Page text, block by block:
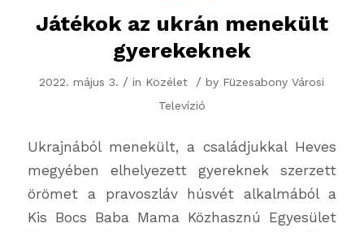
Játékok az ukrán menekült
gyerekeknek
2022. május 3. / in Közélet / by Füzesabony Városi
Televízió
Ukrajnából menekült, a családjukkal Heves
megyében elhelyezett gyereknek szerzett
örömet a pravoszláv húsvét alkalmából a
Kis Bocs Baba Mama Közhasznú Egyesület